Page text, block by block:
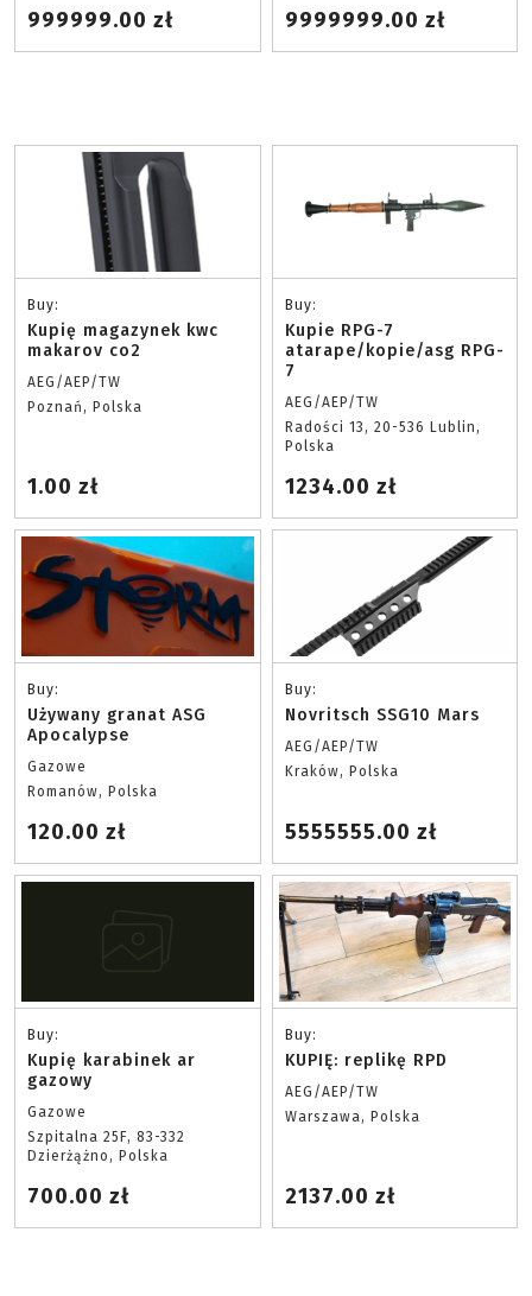
999999.00 zł 9999999.00 zł
Buy:
Kupię magazynek kwc
makarov co2
AEG/AEP/TW
Poznań, Polska
1.00 zł
Buy:
Kupie RPG-7
atarape/kopie/asg RPG-
7
AEG/AEP/TW
Radości 13, 20-536 Lublin,
Polska
1234.00 zł
Buy:
Używany granat ASG
Apocalypse
Gazowe
Romanów, Polska
120.00 zł
Buy:
Novritsch SSG10 Mars
AEG/AEP/TW
Kraków, Polska
5555555.00 zł
Buy:
Kupię karabinek ar
gazowy
Gazowe
Szpitalna 25F, 83-332
Dzierżążno, Polska
700.00 zł
Buy:
KUPIĘ: replikę RPD
AEG/AEP/TW
Warszawa, Polska
2137.00 zł